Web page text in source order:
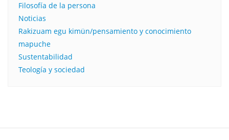
Filosofía de la persona​
Noticias
Rakizuam egu kimün/pensamiento y conocimiento
mapuche
Sustentabilidad
Teología y sociedad